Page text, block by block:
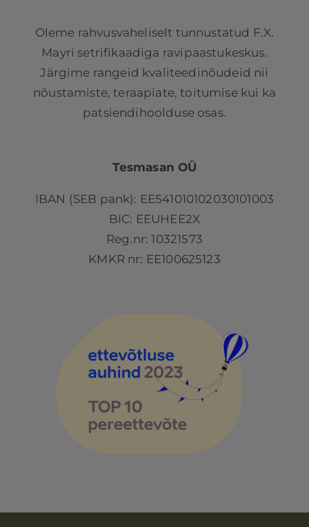
Oleme rahvusvaheliselt tunnustatud F.X.
Mayri setrifikaadiga ravipaastukeskus.
Järgime rangeid kvaliteedinõudeid nii
nõustamiste, teraapiate, toitumise kui ka
patsiendihoolduse osas.
Tesmasan OÜ
IBAN (SEB pank): EE541010102030101003
BIC: EEUHEE2X
Reg.nr: 10321573
KMKR nr: EE100625123